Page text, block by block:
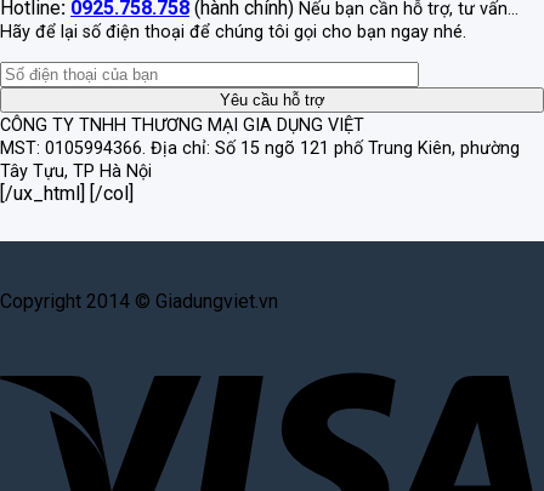
Hotline: 0925.758.758 (hành chính) Nếu bạn cần hỗ trợ, tư vấn...
Hãy để lại số điện thoại để chúng tôi gọi cho bạn ngay nhé.
CÔNG TY TNHH THƯƠNG MẠI GIA DỤNG VIỆT
MST: 0105994366. Địa chỉ: Số 15 ngõ 121 phố Trung Kiên, phường
Tây Tựu, TP Hà Nội
[/ux_html] [/col]
Copyright 2014 © Giadungviet.vn